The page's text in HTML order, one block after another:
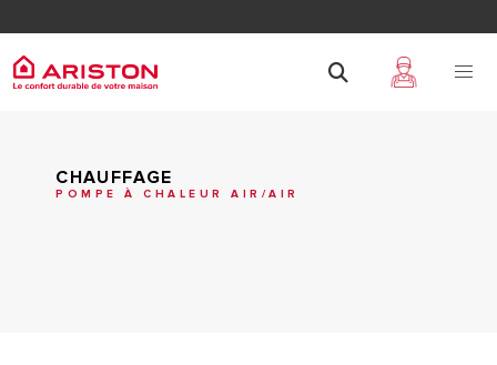
CHAUFFAGE
POMPE À CHALEUR AIR/AIR